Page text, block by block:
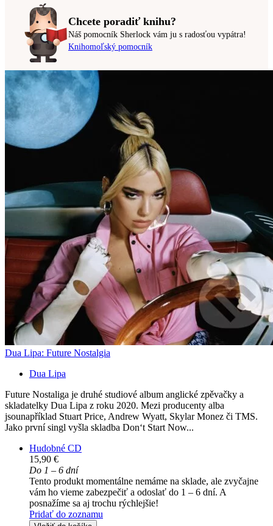
Chcete poradiť knihu?
Náš pomocník Sherlock vám ju s radosťou vypátra!
Knihomoľský pomocník
Dua Lipa: Future Nostalgia
Dua Lipa
Future Nostaliga je druhé studiové album anglické zpěvačky a
skladatelky Dua Lipa z roku 2020. Mezi producenty alba
jsounapříklad Stuart Price, Andrew Wyatt, Skylar Monez či TMS.
Jako první singl vyšla skladba Don‘t Start Now...
Hudobné CD
15,90 €
Do 1 – 6 dní
Tento produkt momentálne nemáme na sklade, ale zvyčajne
vám ho vieme zabezpečiť a odoslať do 1 – 6 dní. A
posnažíme sa aj trochu rýchlejšie!
Pridať do zoznamu